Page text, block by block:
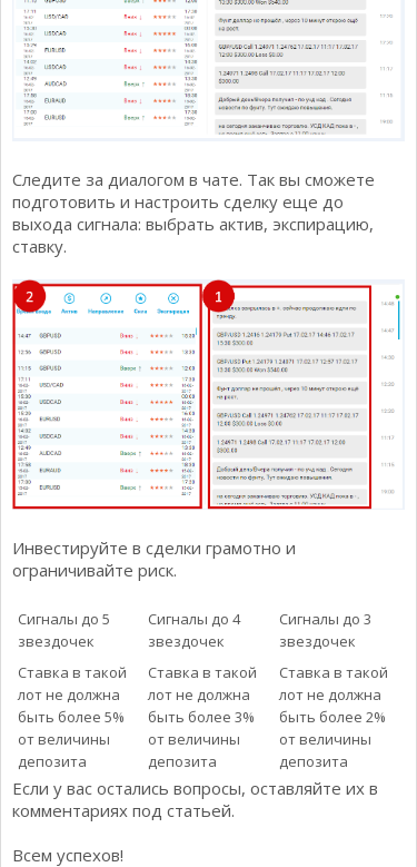
Следите за диалогом в чате. Так вы сможете
подготовить и настроить сделку еще до
выхода сигнала: выбрать актив, экспирацию,
ставку.
Инвестируйте в сделки грамотно и
ограничивайте риск.
Сигналы до 5
звездочек
Сигналы до 4
звездочек
Сигналы до 3
звездочек
Ставка в такой
лот не должна
быть более 5%
от величины
депозита
Ставка в такой
лот не должна
быть более 3%
от величины
депозита
Ставка в такой
лот не должна
быть более 2%
от величины
депозита
Если у вас остались вопросы, оставляйте их в
комментариях под статьей.
Всем успехов!